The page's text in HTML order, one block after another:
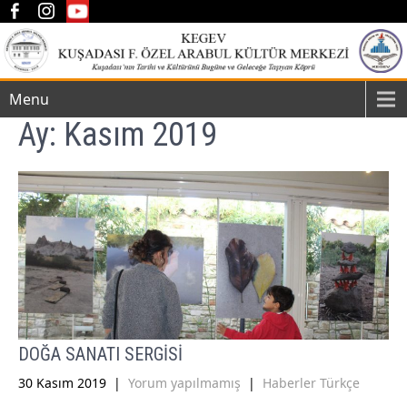
Menu
Ay: Kasım 2019
DOĞA SANATI SERGİSİ
30 Kasım 2019 | Yorum yapılmamış | Haberler Türkçe